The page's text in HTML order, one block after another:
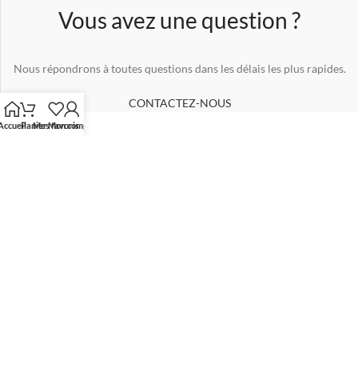
Vous avez une question ?
Nous répondrons à toutes questions dans les délais les plus rapides.
CONTACTEZ-NOUS
PanierMes favoris
Mon compte